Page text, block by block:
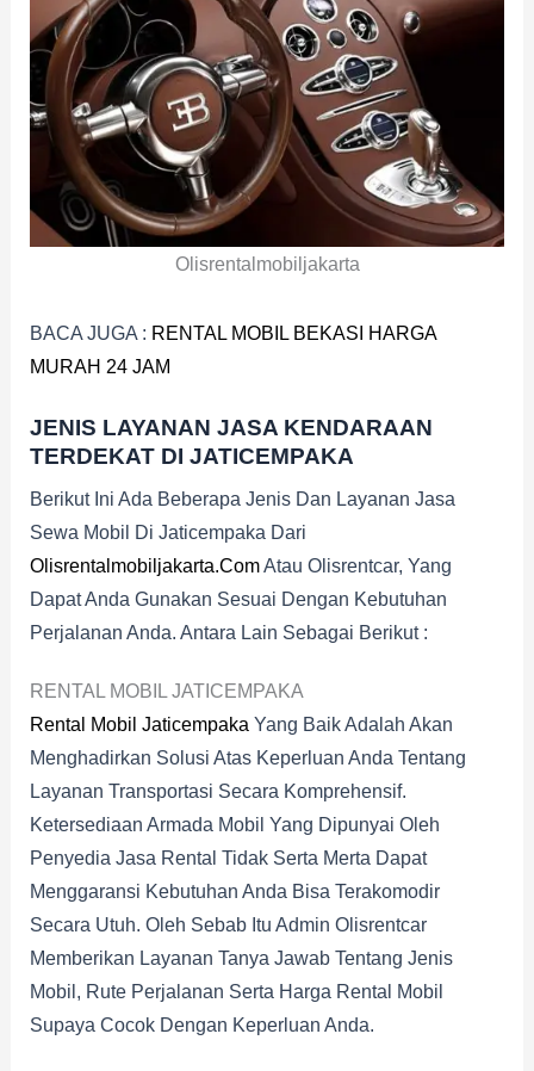
Olisrentalmobiljakarta
BACA JUGA : RENTAL MOBIL BEKASI HARGA
MURAH 24 JAM
JENIS LAYANAN JASA KENDARAAN
TERDEKAT DI JATICEMPAKA
Berikut Ini Ada Beberapa Jenis Dan Layanan Jasa
Sewa Mobil Di Jaticempaka Dari
Olisrentalmobiljakarta.comAtau Olisrentcar, Yang
Dapat Anda Gunakan Sesuai Dengan Kebutuhan
Perjalanan Anda. Antara Lain Sebagai Berikut :
RENTAL MOBIL JATICEMPAKA
Rental Mobil Jaticempaka Yang Baik Adalah Akan
Menghadirkan Solusi Atas Keperluan Anda Tentang
Layanan Transportasi Secara Komprehensif.
Ketersediaan Armada Mobil Yang Dipunyai Oleh
Penyedia Jasa Rental Tidak Serta Merta Dapat
Menggaransi Kebutuhan Anda Bisa Terakomodir
Secara Utuh. Oleh Sebab Itu Admin Olisrentcar
Memberikan Layanan Tanya Jawab Tentang Jenis
Mobil, Rute Perjalanan Serta Harga Rental Mobil
Supaya Cocok Dengan Keperluan Anda.